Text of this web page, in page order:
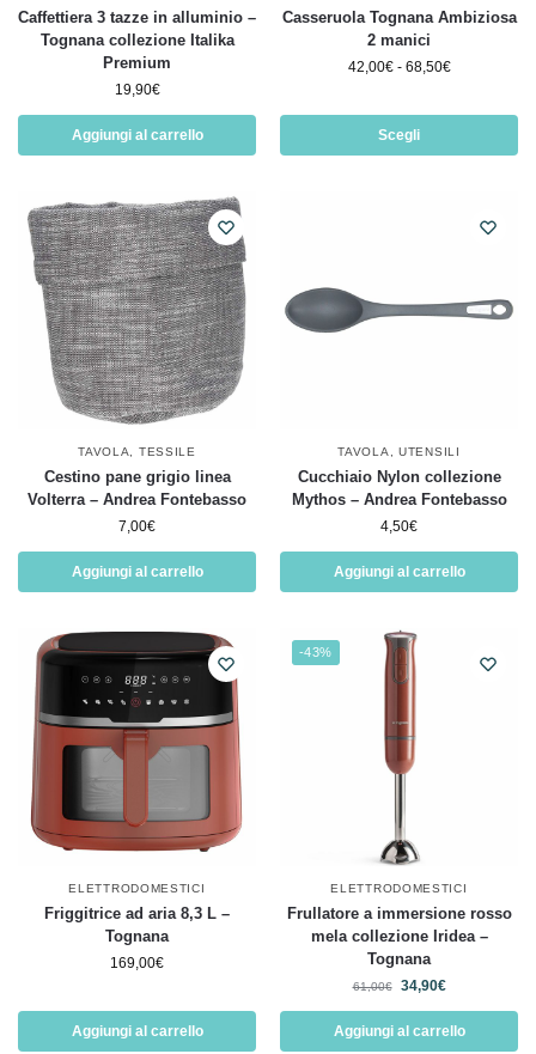
Caffettiera 3 tazze in alluminio –
Tognana collezione Italika
Premium
19,90€
Aggiungi al carrello
Casseruola Tognana Ambiziosa
2 manici
42,00€ - 68,50€
Scegli
TAVOLA TESSILE
Cestino pane grigio linea
Volterra – Andrea Fontebasso
7,00€
Aggiungi al carrello
TAVOLA UTENSILI
Cucchiaio Nylon collezione
Mythos – Andrea Fontebasso
4,50€
Aggiungi al carrello
ELETTRODOMESTICI
Friggitrice ad aria 8,3 L –
Tognana
169,00€
Aggiungi al carrello
-43%
ELETTRODOMESTICI
Frullatore a immersione rosso
mela collezione Iridea –
Tognana
61,00€ 34,90€
Aggiungi al carrello